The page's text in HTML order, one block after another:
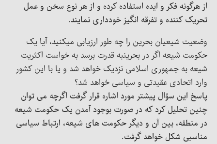
از هرگونه فکر و ایده استفاده کرده و از هر نوع سخن و عمل
تحریک کننده و تفرقه انگیز خودداری نمایند.
وضعیت شیعیان بحرین را چه طور ارزیابی میکنید، آیا یک
حکومت شیعه اگر در بحرینبه قدرت برسد به خواست اکثریت
شیعه به جمهوری اسلامی نزدیک خواهد شد و یا با این کشور
وارد اتحادی عقیدتی و سیاسی خواهد شد؟
پاسخ این سؤال پیشتر مورد اشاره قرار گرفت اگرچه می توان
چنین تحلیل کرد که در صورت بوجود آمدن یک حکومت شیعه
در منطقه، بین آن و دیگر حکومت های شیعه، ارتباط سیاسی
مناسبی شکل خواهد گرفت.